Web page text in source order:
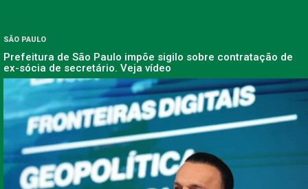
SÃO PAULO
Prefeitura de São Paulo impõe sigilo sobre contratação de
ex-sócia de secretário. Veja vídeo